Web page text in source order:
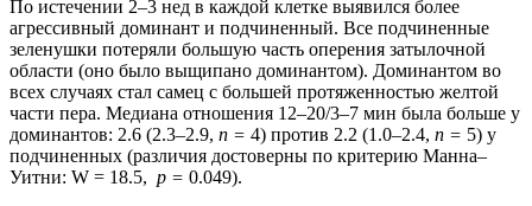
По истечении 2–3 нед в каждой клетке выявился более
агрессивный доминант и подчиненный. Все подчиненные
зеленушки потеряли большую часть оперения затылочной
области (оно было выщипано доминантом). Доминантом во
всех случаях стал самец с большей протяженностью желтой
части пера. Медиана отношения 12–20/3–7 мин была больше у
доминантов: 2.6 (2.3–2.9, n = 4) против 2.2 (1.0–2.4, n = 5) у
подчиненных (различия достоверны по критерию Манна–
Уитни: W = 18.5, p = 0.049).